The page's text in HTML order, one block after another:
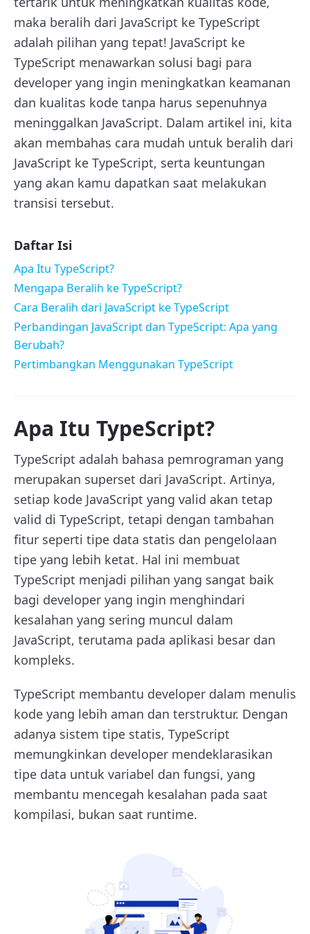
maka beralih dari JavaScript ke TypeScript
adalah pilihan yang tepat! JavaScript ke
TypeScript menawarkan solusi bagi para
developer yang ingin meningkatkan keamanan
dan kualitas kode tanpa harus sepenuhnya
meninggalkan JavaScript. Dalam artikel ini, kita
akan membahas cara mudah untuk beralih dari
JavaScript ke TypeScript, serta keuntungan
yang akan kamu dapatkan saat melakukan
transisi tersebut.
Daftar Isi
Apa Itu TypeScript?
Mengapa Beralih ke TypeScript?
Cara Beralih dari JavaScript ke TypeScript
Perbandingan JavaScript dan TypeScript: Apa yang
Berubah?
Pertimbangkan Menggunakan TypeScript
Apa Itu TypeScript?
TypeScript adalah bahasa pemrograman yang
merupakan superset dari JavaScript. Artinya,
setiap kode JavaScript yang valid akan tetap
valid di TypeScript, tetapi dengan tambahan
fitur seperti tipe data statis dan pengelolaan
tipe yang lebih ketat. Hal ini membuat
TypeScript menjadi pilihan yang sangat baik
bagi developer yang ingin menghindari
kesalahan yang sering muncul dalam
JavaScript, terutama pada aplikasi besar dan
kompleks.
TypeScript membantu developer dalam menulis
kode yang lebih aman dan terstruktur. Dengan
adanya sistem tipe statis, TypeScript
memungkinkan developer mendeklarasikan
tipe data untuk variabel dan fungsi, yang
membantu mencegah kesalahan pada saat
kompilasi, bukan saat runtime.